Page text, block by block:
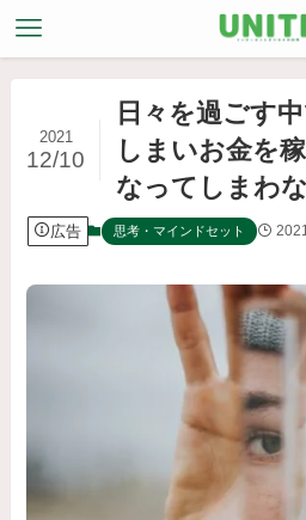
日々を過ごす
しまいお金を
なってしまわ
2021
12/10
広告 思考・マインドセット